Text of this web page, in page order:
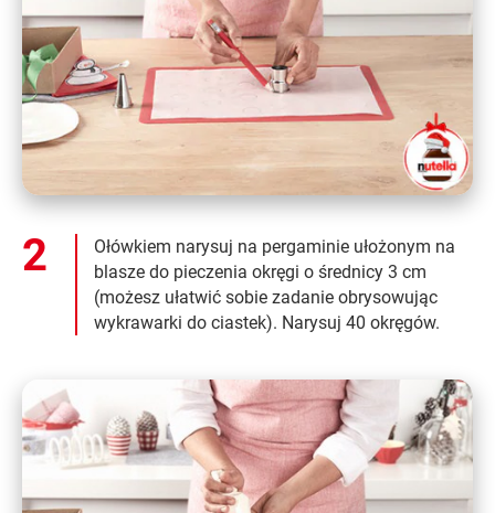
Ołówkiem narysuj na pergaminie ułożonym na
blasze do pieczenia okręgi o średnicy 3 cm
(możesz ułatwić sobie zadanie obrysowując
wykrawarki do ciastek). Narysuj 40 okręgów.